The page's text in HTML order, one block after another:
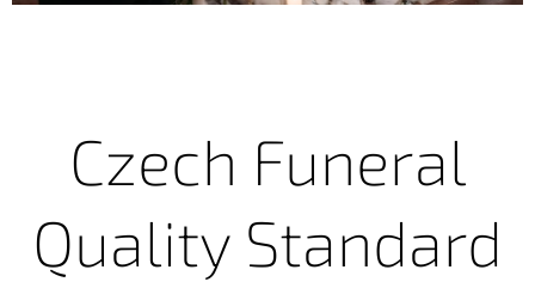
Czech Funeral
Quality Standard